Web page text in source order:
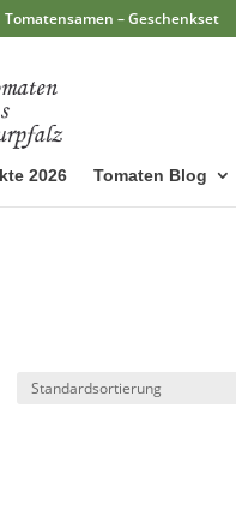
Tomatensamen – Geschenkset
2026 Tomaten Blog